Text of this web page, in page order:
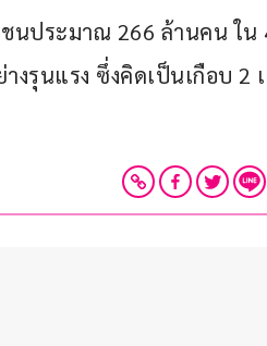
นประมาณ 266 ล้านคน ใ
งรุนแรง ซึ่งคิดเป็นเกือบ 2